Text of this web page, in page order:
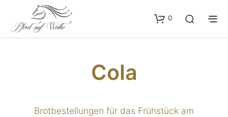
0
Cola
Brotbestellungen für das Frühstück am